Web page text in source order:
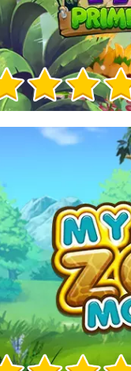
Игра Инфо
Игра Инфо